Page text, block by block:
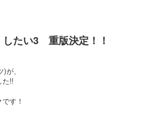
したい3 重版決定！！
が、
た!!
す！